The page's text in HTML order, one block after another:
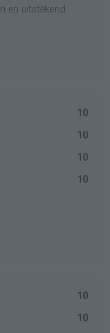
en uitstekend
10
10
10
10
10
10